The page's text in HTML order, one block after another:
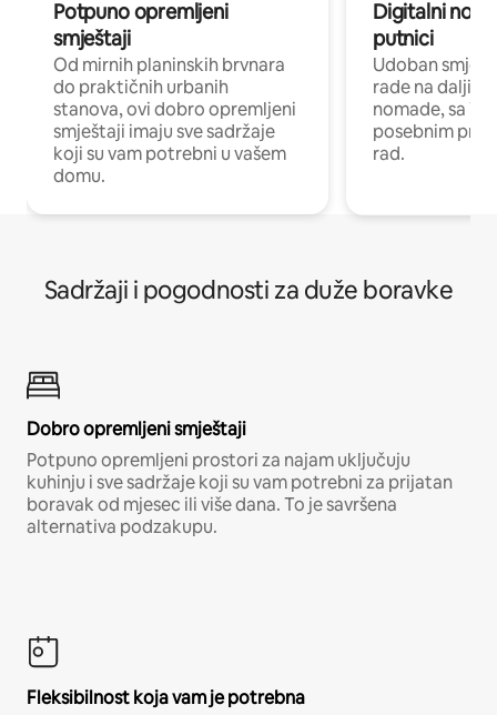
Potpuno opremljeni
smještaji
Od mirnih planinskih brvnara
do praktičnih urbanih
stanova, ovi dobro opremljeni
smještaji imaju sve sadržaje
koji su vam potrebni u vašem
domu.
Digitalni
putnici
Udoban
rade na
nomade, sa
posebnim
rad.
Sadržaji i pogodnosti za duže boravke
Dobro opremljeni smještaji
Potpuno opremljeni prostori za najam uključuju
kuhinju i sve sadržaje koji su vam potrebni za prijatan
boravak od mjesec ili više dana. To je savršena
alternativa podzakupu.
Fleksibilnost koja vam je potrebna